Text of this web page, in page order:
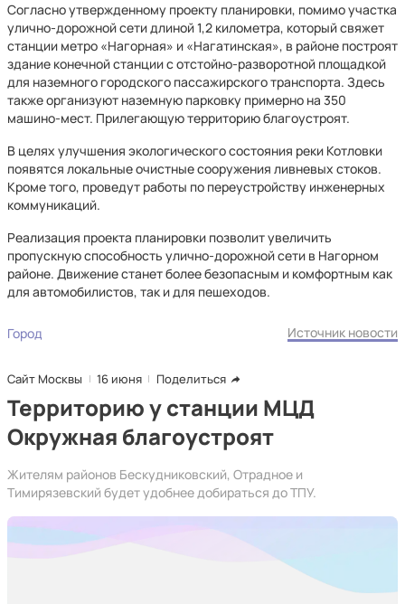
Согласно утвержденному проекту планировки, помимо участка
улично-дорожной сети длиной 1,2 километра, который свяжет
станции метро «Нагорная» и «Нагатинская», в районе построят
здание конечной станции с отстойно-разворотной площадкой
для наземного городского пассажирского транспорта. Здесь
также организуют наземную парковку примерно на 350
машино-мест. Прилегающую территорию благоустроят.
В целях улучшения экологического состояния реки Котловки
появятся локальные очистные сооружения ливневых стоков.
Кроме того, проведут работы по переустройству инженерных
коммуникаций.
Реализация проекта планировки позволит увеличить
пропускную способность улично-дорожной сети в Нагорном
районе. Движение станет более безопасным и комфортным как
для автомобилистов, так и для пешеходов.
Город Источник новости
Сайт Москвы 16 июня Поделиться
Территорию у станции МЦД
Окружная благоустроят
Жителям районов Бескудниковский, Отрадное и
Тимирязевский будет удобнее добираться до ТПУ.